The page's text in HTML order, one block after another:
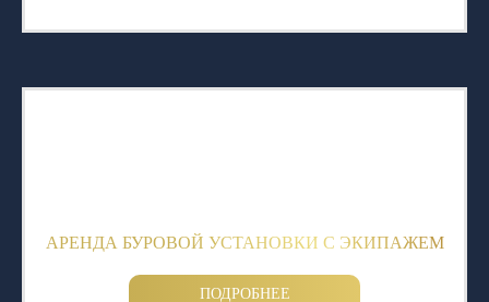
АРЕНДА БУРОВОЙ УСТАНОВКИ С ЭКИПАЖЕМ
ПОДРОБНЕЕ